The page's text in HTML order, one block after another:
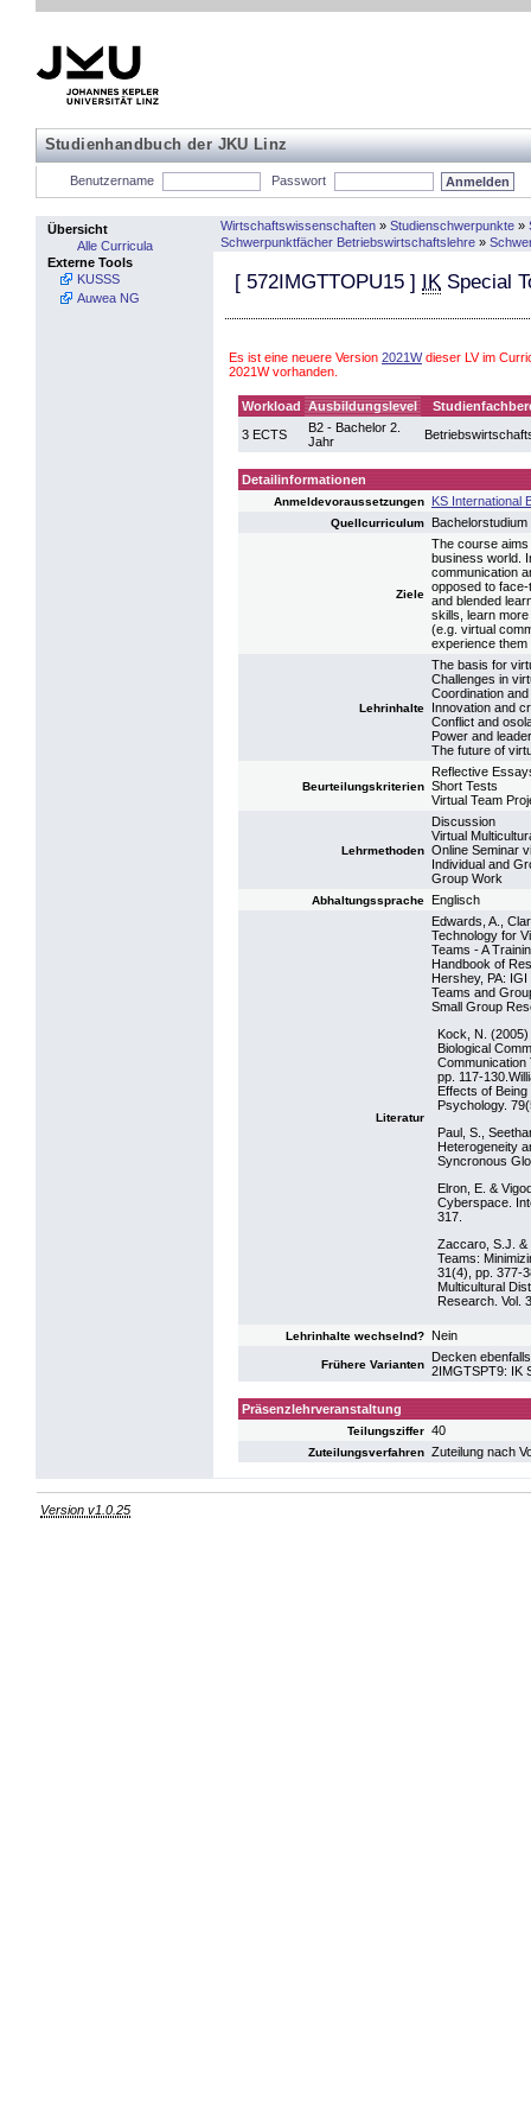
Studienhandbuch der JKU Linz
Benutzername Passwort
Übersicht
Alle Curricula
Externe Tools
KUSSS
Auwea NG
Wirtschaftswissenschaften » Studienschwerpunkte »
Schwerpunktfächer Betriebswirtschaftslehre »
[ 572IMGTTOPU15 ] IK Special
Es ist eine neuere Version 2021Wdieser LV im
2021W vorhanden.
Workload Ausbildungslevel
3 ECTS
B2 - Bachelor 2.
Jahr
Detailinformationen
Anmeldevoraussetzungen KS International
Quellcurriculum
Ziele
The course aims
business world.
communication
opposed to
and blended
skills, learn
(e.g. virtual
experience
Lehrinhalte
The basis for
Challenges in
Coordination
Innovation and
Conflict and
Power and
The future of
Beurteilungskriterien
Reflective
Short Tests
Virtual Team
Lehrmethoden
Discussion
Virtual
Online Seminar
Individual and
Group Work
Abhaltungssprache Englisch
Literatur
Edwards, A.,
Technology for
Teams - A
Handbook of
Hershey, PA:
Teams and
Small Group
Kock, N.
Biological
Communication
pp. 117-
Effects of
Psychology.
Paul, S.,
Heterogeneity
Syncronous
Elron, E. &
Cyberspace.
317.
Zaccaro, S.J. &
Teams:
31(4), pp. 377-
Multicultural
Research. Vol.
Lehrinhalte wechselnd? Nein
Frühere Varianten
Decken
2IMGTSPT9: IK
Präsenzlehrveranstaltung
Teilungsziffer 40
Zuteilungsverfahren Zuteilung nach
Version v1.0.25